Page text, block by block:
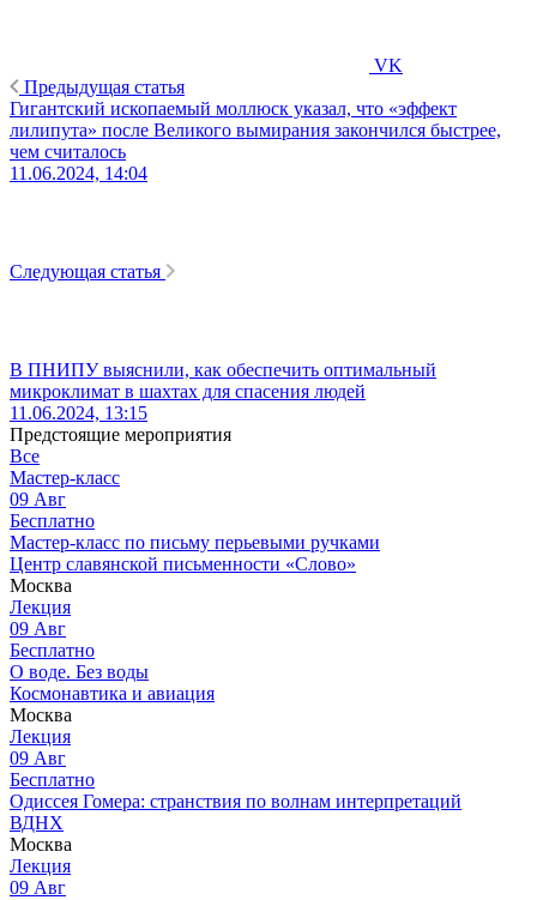
VK
Предыдущая статья
Гигантский ископаемый моллюск указал, что «эффект
лилипута» после Великого вымирания закончился быстрее,
чем считалось
11.06.2024, 14:04
Следующая статья
В ПНИПУ выяснили, как обеспечить оптимальный
микроклимат в шахтах для спасения людей
11.06.2024, 13:15
Предстоящие мероприятия
Все
Мастер-класс
09 Авг
Бесплатно
Мастер-класс по письму перьевыми ручками
Центр славянской письменности «Слово»
Москва
Лекция
09 Авг
Бесплатно
О воде. Без воды
Космонавтика и авиация
Москва
Лекция
09 Авг
Бесплатно
Одиссея Гомера: странствия по волнам интерпретаций
ВДНХ
Москва
Лекция
09 Авг